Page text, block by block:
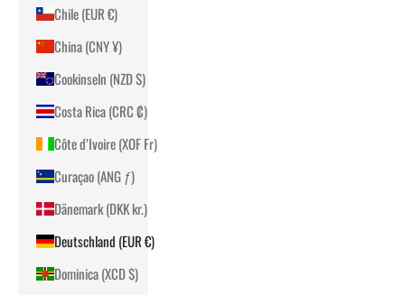
Chile (EUR €)
China (CNY ¥)
Cookinseln (NZD $)
Costa Rica (CRC ₡)
Côte d’Ivoire (XOF Fr)
Curaçao (ANG ƒ)
Dänemark (DKK kr.)
Deutschland (EUR €)
Dominica (XCD $)